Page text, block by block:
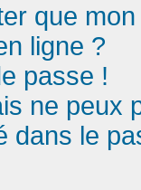
que
ligne ?
passe !
ne peux
dans le